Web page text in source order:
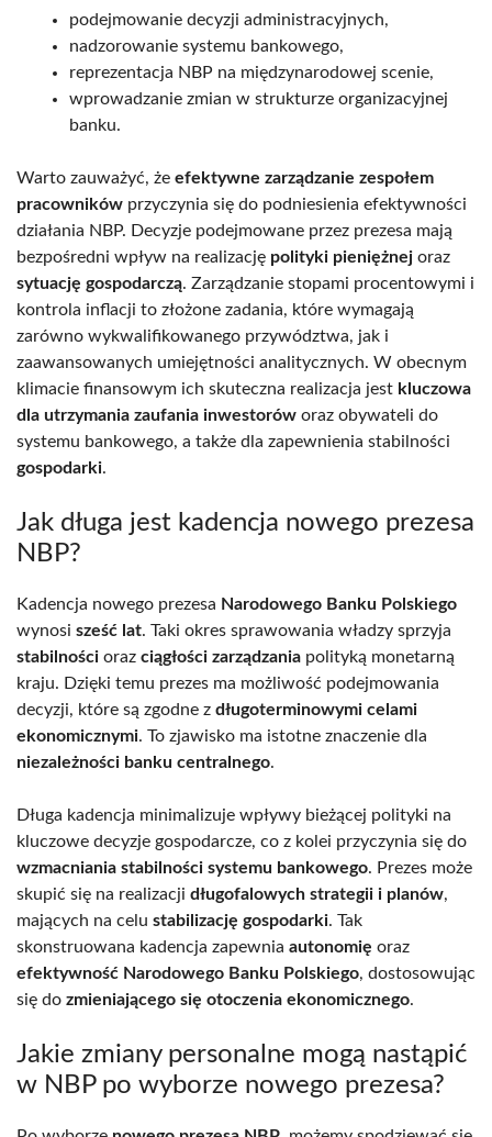
podejmowanie decyzji administracyjnych,
nadzorowanie systemu bankowego,
reprezentacja NBP na międzynarodowej scenie,
wprowadzanie zmian w strukturze organizacyjnej
banku.
Warto zauważyć, że efektywne zarządzanie zespołem
pracowników przyczynia się do podniesienia efektywności
działania NBP. Decyzje podejmowane przez prezesa mają
bezpośredni wpływ na realizację polityki pieniężnej oraz
sytuację gospodarczą. Zarządzanie stopami procentowymi i
kontrola inflacji to złożone zadania, które wymagają
zarówno wykwalifikowanego przywództwa, jak i
zaawansowanych umiejętności analitycznych. W obecnym
klimacie finansowym ich skuteczna realizacja jest kluczowa
dla utrzymania zaufania inwestorów oraz obywateli do
systemu bankowego, a także dla zapewnienia stabilności
gospodarki.
Jak długa jest kadencja nowego prezesa
NBP?
Kadencja nowego prezesa Narodowego Banku Polskiego
wynosi sześć lat. Taki okres sprawowania władzy sprzyja
stabilności oraz ciągłości zarządzania polityką monetarną
kraju. Dzięki temu prezes ma możliwość podejmowania
decyzji, które są zgodne z długoterminowymi celami
ekonomicznymi. To zjawisko ma istotne znaczenie dla
niezależności banku centralnego.
Długa kadencja minimalizuje wpływy bieżącej polityki na
kluczowe decyzje gospodarcze, co z kolei przyczynia się do
wzmacniania stabilności systemu bankowego. Prezes może
skupić się na realizacji długofalowych strategii i planów,
mających na celu stabilizację gospodarki. Tak
skonstruowana kadencja zapewnia autonomię oraz
efektywność Narodowego Banku Polskiego, dostosowując
się do zmieniającego się otoczenia ekonomicznego.
Jakie zmiany personalne mogą nastąpić
w NBP po wyborze nowego prezesa?